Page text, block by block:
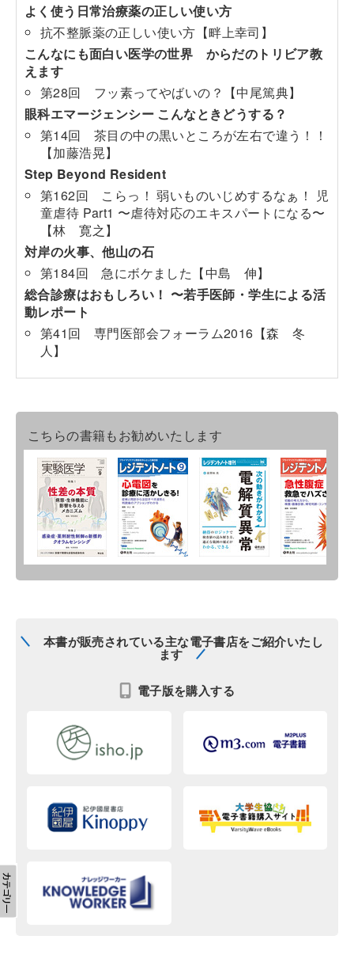
よく使う日常治療薬の正しい使い方
抗不整脈薬の正しい使い方【畔上幸司】
こんなにも面白い医学の世界 からだのトリビア教
えます
第28回 フッ素ってやばいの？【中尾篤典】
眼科エマージェンシー こんなときどうする？
第14回 茶目の中の黒いところが左右で違う！！
【加藤浩晃】
Step Beyond Resident
第162回 こらっ！ 弱いものいじめするなぁ！ 児
童虐待 Part1 〜虐待対応のエキスパートになる〜
【林 寛之】
対岸の火事、他山の石
第184回 急にボケました【中島 伸】
総合診療はおもしろい！ 〜若手医師・学生による活
動レポート
第41回 専門医部会フォーラム2016【森 冬
人】
こちらの書籍もお勧めいたします
本書が販売されている主な電子書店をご紹介いたし
ます
電子版を購入する